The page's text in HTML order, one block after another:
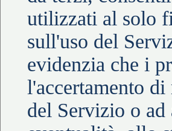
utilizzati al solo
sull'uso del
evidenzia che i
l'accertamento
del Servizio o ad